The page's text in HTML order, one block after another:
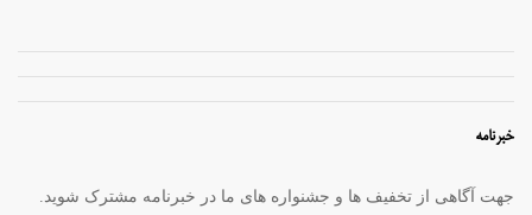
خبرنامه
جهت آگاهی از تخفیف ها و جشنواره های ما در خبرنامه مشترک شوید.